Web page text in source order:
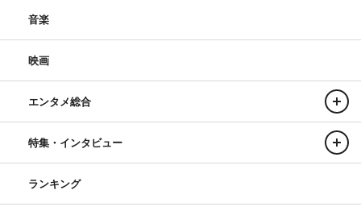
音楽
映画
エンタメ総合
特集・インタビュー
ランキング